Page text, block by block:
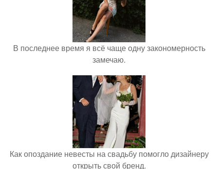
В последнее время я всё чаще одну закономерность
замечаю.
Как опоздание невесты на свадьбу помогло дизайнеру
открыть свой бренд.